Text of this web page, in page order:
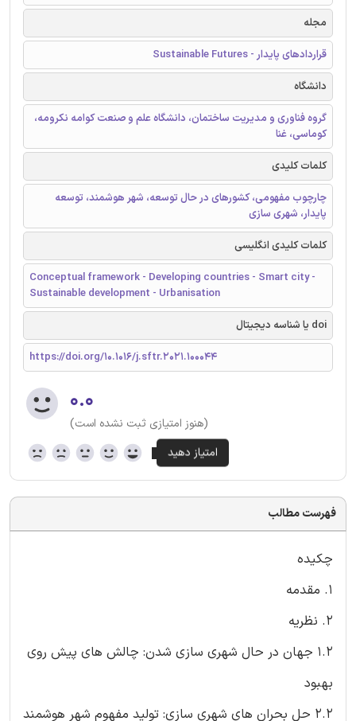
مجله
قراردادهای پایدار - Sustainable Futures
دانشگاه
گروه فناوری و مدیریت ساختمان، دانشگاه علم و صنعت کوامه نکرومه،
کوماسی، غنا
کلمات کلیدی
چارچوب مفهومی، کشورهای در حال توسعه، شهر هوشمند، توسعه
پایدار، شهری سازی
کلمات کلیدی انگلیسی
Conceptual framework - Developing countries - Smart city -
Sustainable development - Urbanisation
doi یا شناسه دیجیتال
https://doi.org/10.1016/j.sftr.2021.100044
۰.۰
(هنوز امتیازی ثبت نشده است)
فهرست مطالب
چکیده
1. مقدمه
2. نظریه
1.2 جهان در حال شهری سازی شدن: چالش های پیش روی
بهبود
2.2 حل بحران های شهری سازی: تولید مفهوم شهر هوشمند